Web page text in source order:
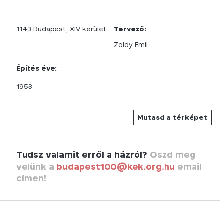
Mutasd a térképet
1148 Budapest, XIV. kerület
Tervező:
Zöldy Emil
Építés éve:
1953
Tudsz valamit erről a házról? Oszd meg
velünk a budapest100@kek.org.hu email
címen!